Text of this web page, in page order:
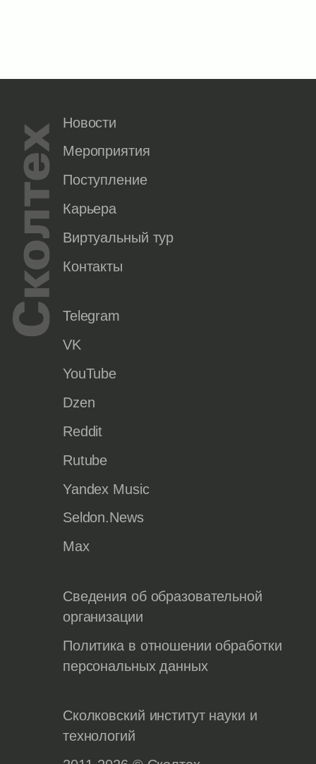
Новости
Мероприятия
Поступление
Карьера
Виртуальный тур
Контакты
Telegram
VK
YouTube
Dzen
Reddit
Rutube
Yandex Music
Seldon.News
Max
Сведения об образовательной
организации
Политика в отношении обработки
персональных данных
Сколковский институт науки и
технологий